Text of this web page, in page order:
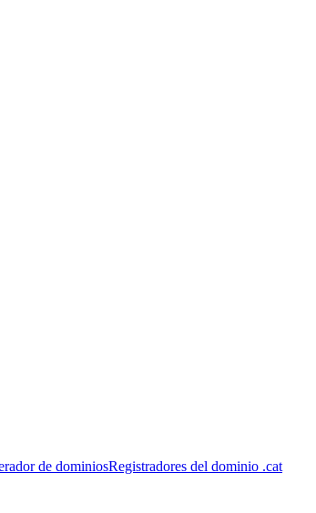
de dominiosRegistradores del dominio .cat